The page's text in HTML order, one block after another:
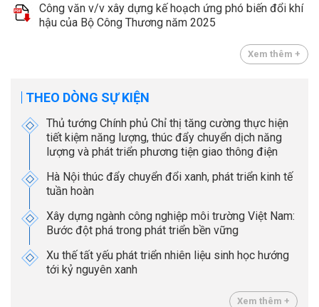
Công văn v/v xây dựng kế hoạch ứng phó biến đổi khí
hậu của Bộ Công Thương năm 2025
Xem thêm +
THEO DÒNG SỰ KIỆN
Thủ tướng Chính phủ Chỉ thị tăng cường thực hiện
tiết kiệm năng lượng, thúc đẩy chuyển dịch năng
lượng và phát triển phương tiện giao thông điện
Hà Nội thúc đẩy chuyển đổi xanh, phát triển kinh tế
tuần hoàn
Xây dựng ngành công nghiệp môi trường Việt Nam:
Bước đột phá trong phát triển bền vững
Xu thế tất yếu phát triển nhiên liệu sinh học hướng
tới kỷ nguyên xanh
Xem thêm +